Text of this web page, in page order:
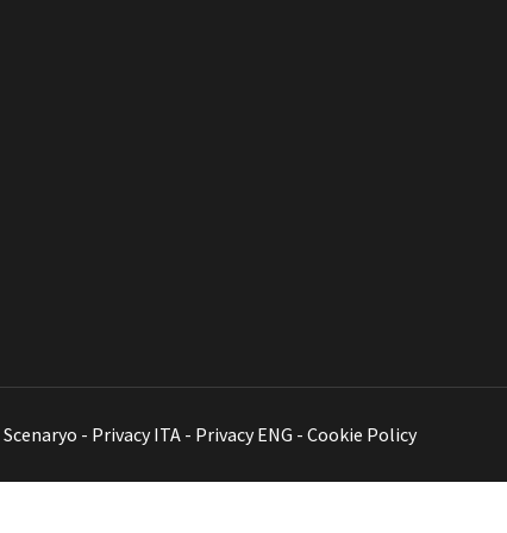
Scenaryo - Privacy ITA - Privacy ENG - Cookie Policy